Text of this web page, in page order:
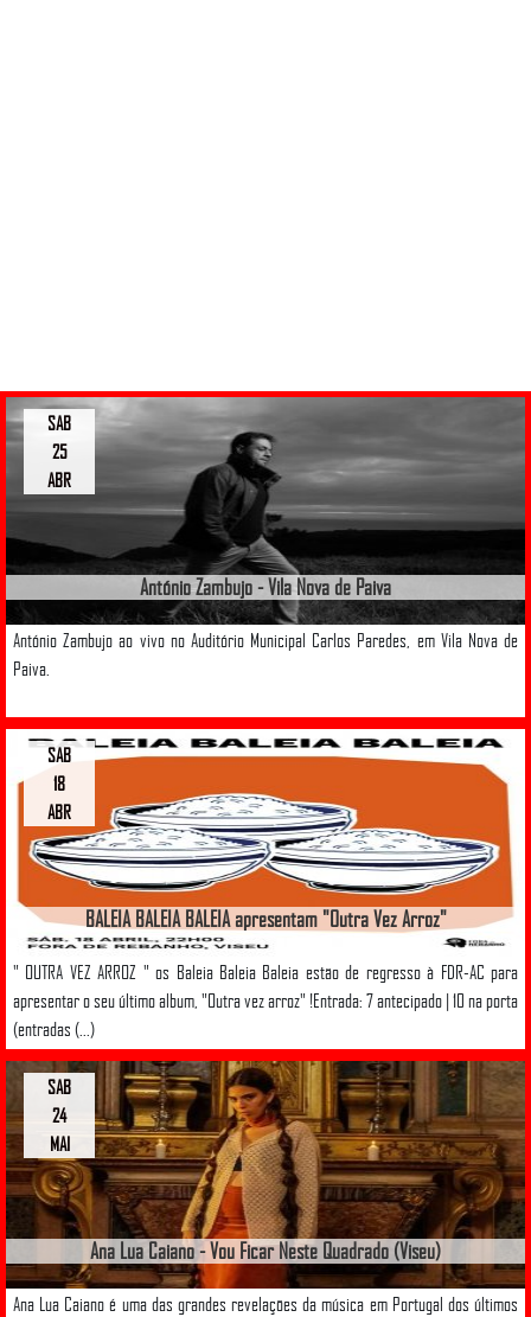
António Zambujo - Vila Nova de Paiva
António Zambujo ao vivo no Auditório Municipal Carlos Paredes, em Vila Nova de
Paiva.
SAB
25
ABR
BALEIA BALEIA BALEIA apresentam "Outra Vez Arroz"
" OUTRA VEZ ARROZ " os Baleia Baleia Baleia estão de regresso à FDR-AC para
apresentar o seu último album, "Outra vez arroz" !Entrada: 7 antecipado | 10 na porta
(entradas (...)
SAB
18
ABR
Ana Lua Caiano - Vou Ficar Neste Quadrado (Viseu)
Ana Lua Caiano é uma das grandes revelações da música em Portugal dos últimos
SAB
24
MAI